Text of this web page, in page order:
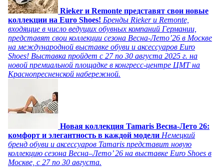
Rieker и Remonte представят свои новые
коллекции на Euro Shoes! Бренды Rieker и Remonte,
входящие в число ведущих обувных компаний Германии,
представят свои коллекции сезона Весна-Лето’26 в Москве
на международной выставке обуви и аксессуаров Euro
Shoes! Выставка пройдет c 27 по 30 августа 2025 г. на
новой премиальной площадке в конгресс-центре ЦМТ на
Краснопресненской набережной.
Новая коллекция Tamaris Весна-Лето 26:
комфорт и элегантность в каждой модели Немецкий
бренд обуви и аксессуаров Tamaris представит новую
коллекцию сезона Весна–Лето’ 26 на выставке Euro Shoes в
Москве, с 27 по 30 августа.